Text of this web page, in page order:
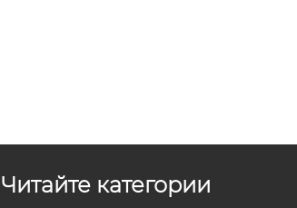
Читайте категории